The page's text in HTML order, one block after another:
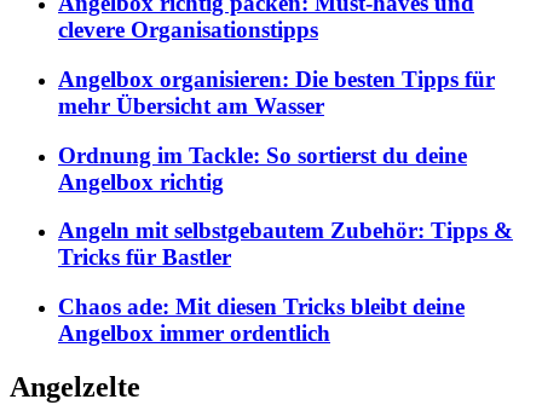
clevere Organisationstipps
Angelbox organisieren: Die besten Tipps für
mehr Übersicht am Wasser
Ordnung im Tackle: So sortierst du deine
Angelbox richtig
Angeln mit selbstgebautem Zubehör: Tipps &
Tricks für Bastler
Chaos ade: Mit diesen Tricks bleibt deine
Angelbox immer ordentlich
Angelzelte